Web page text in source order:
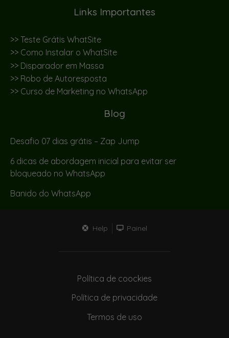
Links Importantes
>> Teste Grátis WhatSite
>> Como Instalar o WhatSite
>> Disparador em Massa
>> Robo de Autoresposta
>> Curso de Marketing no WhatsApp
Blog
Desafio 07 dias grátis – Zap Jump
6 dicas de abordagem inicial para evitar ser
bloqueado no WhatsApp
Banido do WhatsApp
Help Painel
Política de coockies
Política de privacidade
Termos de uso